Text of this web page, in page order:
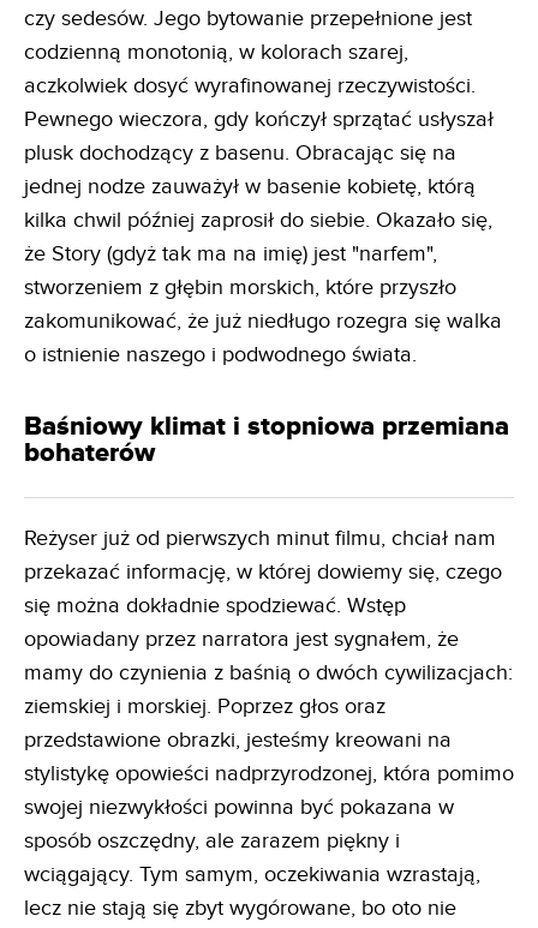
czy sedesów. Jego bytowanie przepełnione jest
codzienną monotonią, w kolorach szarej,
aczkolwiek dosyć wyrafinowanej rzeczywistości.
Pewnego wieczora, gdy kończył sprzątać usłyszał
plusk dochodzący z basenu. Obracając się na
jednej nodze zauważył w basenie kobietę, którą
kilka chwil później zaprosił do siebie. Okazało się,
że Story (gdyż tak ma na imię) jest "narfem",
stworzeniem z głębin morskich, które przyszło
zakomunikować, że już niedługo rozegra się walka
o istnienie naszego i podwodnego świata.
Baśniowy klimat i stopniowa przemiana
bohaterów
Reżyser już od pierwszych minut filmu, chciał nam
przekazać informację, w której dowiemy się, czego
się można dokładnie spodziewać. Wstęp
opowiadany przez narratora jest sygnałem, że
mamy do czynienia z baśnią o dwóch cywilizacjach:
ziemskiej i morskiej. Poprzez głos oraz
przedstawione obrazki, jesteśmy kreowani na
stylistykę opowieści nadprzyrodzonej, która pomimo
swojej niezwykłości powinna być pokazana w
sposób oszczędny, ale zarazem piękny i
wciągający. Tym samym, oczekiwania wzrastają,
lecz nie stają się zbyt wygórowane, bo oto nie